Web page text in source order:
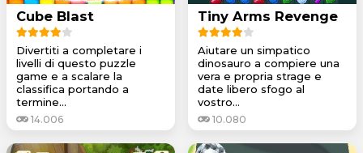
Cube Blast
Divertiti a completare i
livelli di questo puzzle
game e a scalare la
classifica portando a
termine...
14.006
Tiny Arms Revenge
Aiutare un simpatico
dinosauro a compiere una
vera e propria strage e
date libero sfogo al
vostro...
10.080